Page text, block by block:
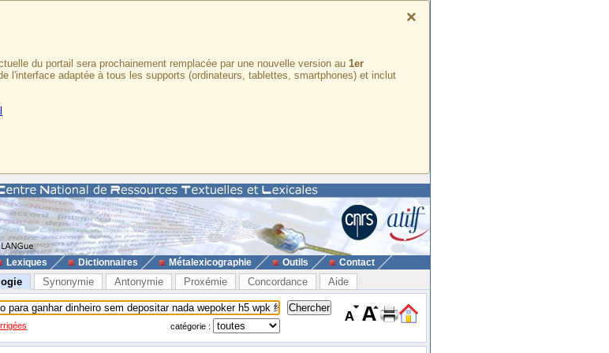
×
du portail sera prochainement remplacée par une nouvelle version au 1er
l'interface adaptée à tous les supports (ordinateurs, tablettes, smartphones) et inclut
Lexiques Dictionnaires Métalexicographie Outils Contact
Synonymie Antonymie Proxémie Concordance Aide
catégorie :